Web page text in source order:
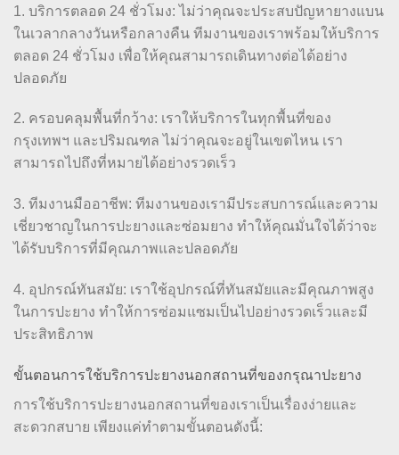
1. บริการตลอด 24 ชั่วโมง: ไม่ว่าคุณจะประสบปัญหายางแบน
ในเวลากลางวันหรือกลางคืน ทีมงานของเราพร้อมให้บริการ
ตลอด 24 ชั่วโมง เพื่อให้คุณสามารถเดินทางต่อได้อย่าง
ปลอดภัย
2. ครอบคลุมพื้นที่กว้าง: เราให้บริการในทุกพื้นที่ของ
กรุงเทพฯ และปริมณฑล ไม่ว่าคุณจะอยู่ในเขตไหน เรา
สามารถไปถึงที่หมายได้อย่างรวดเร็ว
3. ทีมงานมืออาชีพ: ทีมงานของเรามีประสบการณ์และความ
เชี่ยวชาญในการปะยางและซ่อมยาง ทำให้คุณมั่นใจได้ว่าจะ
ได้รับบริการที่มีคุณภาพและปลอดภัย
4. อุปกรณ์ทันสมัย: เราใช้อุปกรณ์ที่ทันสมัยและมีคุณภาพสูง
ในการปะยาง ทำให้การซ่อมแซมเป็นไปอย่างรวดเร็วและมี
ประสิทธิภาพ
ขั้นตอนการใช้บริการปะยางนอกสถานที่ของกรุณาปะยาง
การใช้บริการปะยางนอกสถานที่ของเราเป็นเรื่องง่ายและ
สะดวกสบาย เพียงแค่ทำตามขั้นตอนดังนี้: